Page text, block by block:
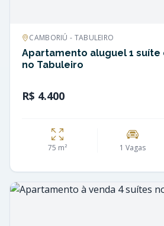
CAMBORIÚ - TABULEIRO
Apartamento aluguel 1 suíte
no Tabuleiro
R$ 4.400
75 m² 1 Vagas